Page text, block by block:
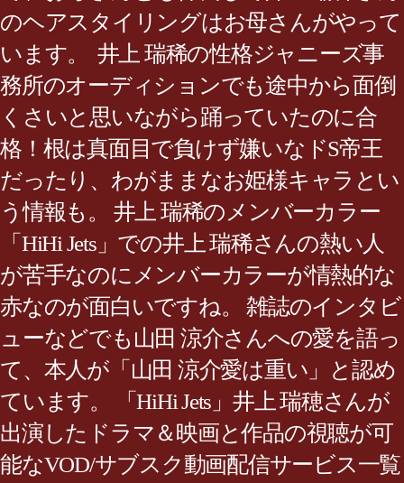
のヘアスタイリングはお母さんがやって
います。 井上 瑞稀の性格ジャニーズ事
務所のオーディションでも途中から面倒
くさいと思いながら踊っていたのに合
格！根は真面目で負けず嫌いなドS帝王
だったり、わがままなお姫様キャラとい
う情報も。 井上 瑞稀のメンバーカラー
「HiHi Jets」での井上 瑞稀さんの熱い人
が苦手なのにメンバーカラーが情熱的な
赤なのが面白いですね。 雑誌のインタビ
ューなどでも山田 涼介さんへの愛を語っ
て、本人が「山田 涼介愛は重い」と認め
ています。 「HiHi Jets」井上 瑞穂さんが
出演したドラマ＆映画と作品の視聴が可
能なVOD/サブスク動画配信サービス一覧